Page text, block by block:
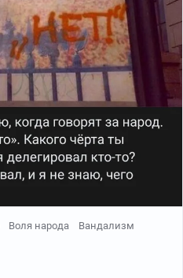
Воля народа Вандализм